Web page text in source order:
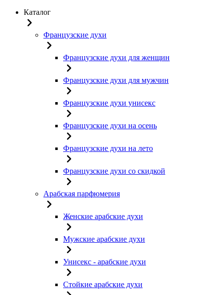
Каталог
Французские духи
Французские духи для женщин
Французские духи для мужчин
Французские духи унисекс
Французские духи на осень
Французские духи на лето
Французские духи со скидкой
Арабская парфюмерия
Женские арабские духи
Мужские арабские духи
Унисекс - арабские духи
Стойкие арабские духи